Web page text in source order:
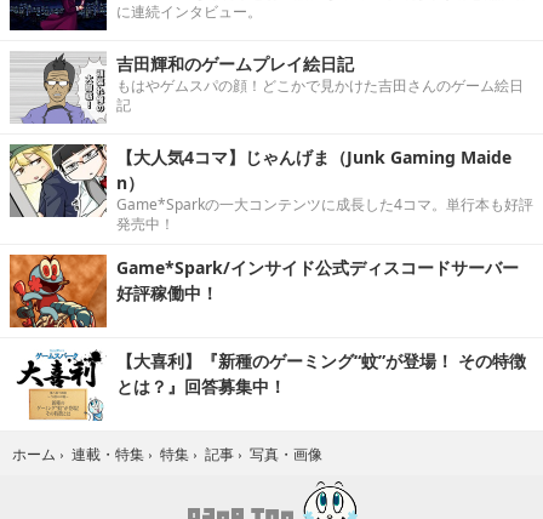
に連続インタビュー。
吉田輝和のゲームプレイ絵日記
もはやゲムスパの顔！どこかで見かけた吉田さんのゲーム絵日
記
【大人気4コマ】じゃんげま（Junk Gaming Maide
n）
Game*Sparkの一大コンテンツに成長した4コマ。単行本も好評
発売中！
Game*Spark/インサイド公式ディスコードサーバー
好評稼働中！
【大喜利】『新種のゲーミング“蚊”が登場！ その特徴
とは？』回答募集中！
ホーム › 連載・特集 › 特集 › 記事 › 写真・画像